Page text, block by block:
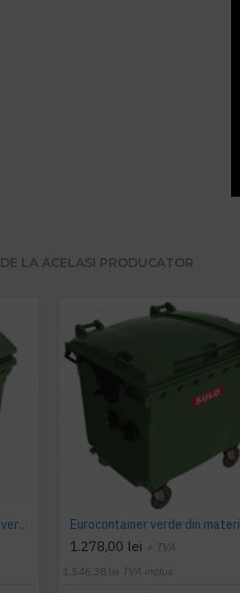
DE LA ACELASI PRODUCATOR
Eurocontainer plastic, 1100 L, verde, capac rotund - Transport Inclus
1.278,00 lei + TVA
1.546,38 lei TVA inclus